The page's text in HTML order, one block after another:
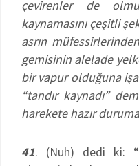
çevirenler de
kaynamasını çeşitli
asrın
gemisinin alelade
bir vapur olduğuna
“tandır kaynadı”
harekete hazır
41. (Nuh) dedi ki: